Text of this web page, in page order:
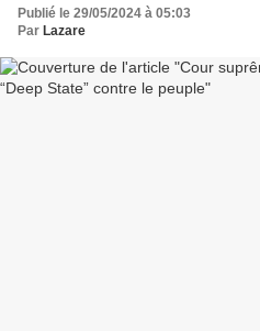
Publié le 29/05/2024 à 05:03
Par Lazare